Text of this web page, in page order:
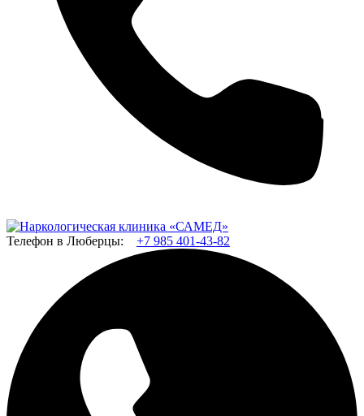
Телефон в Люберцы: +7 985 401-43-82